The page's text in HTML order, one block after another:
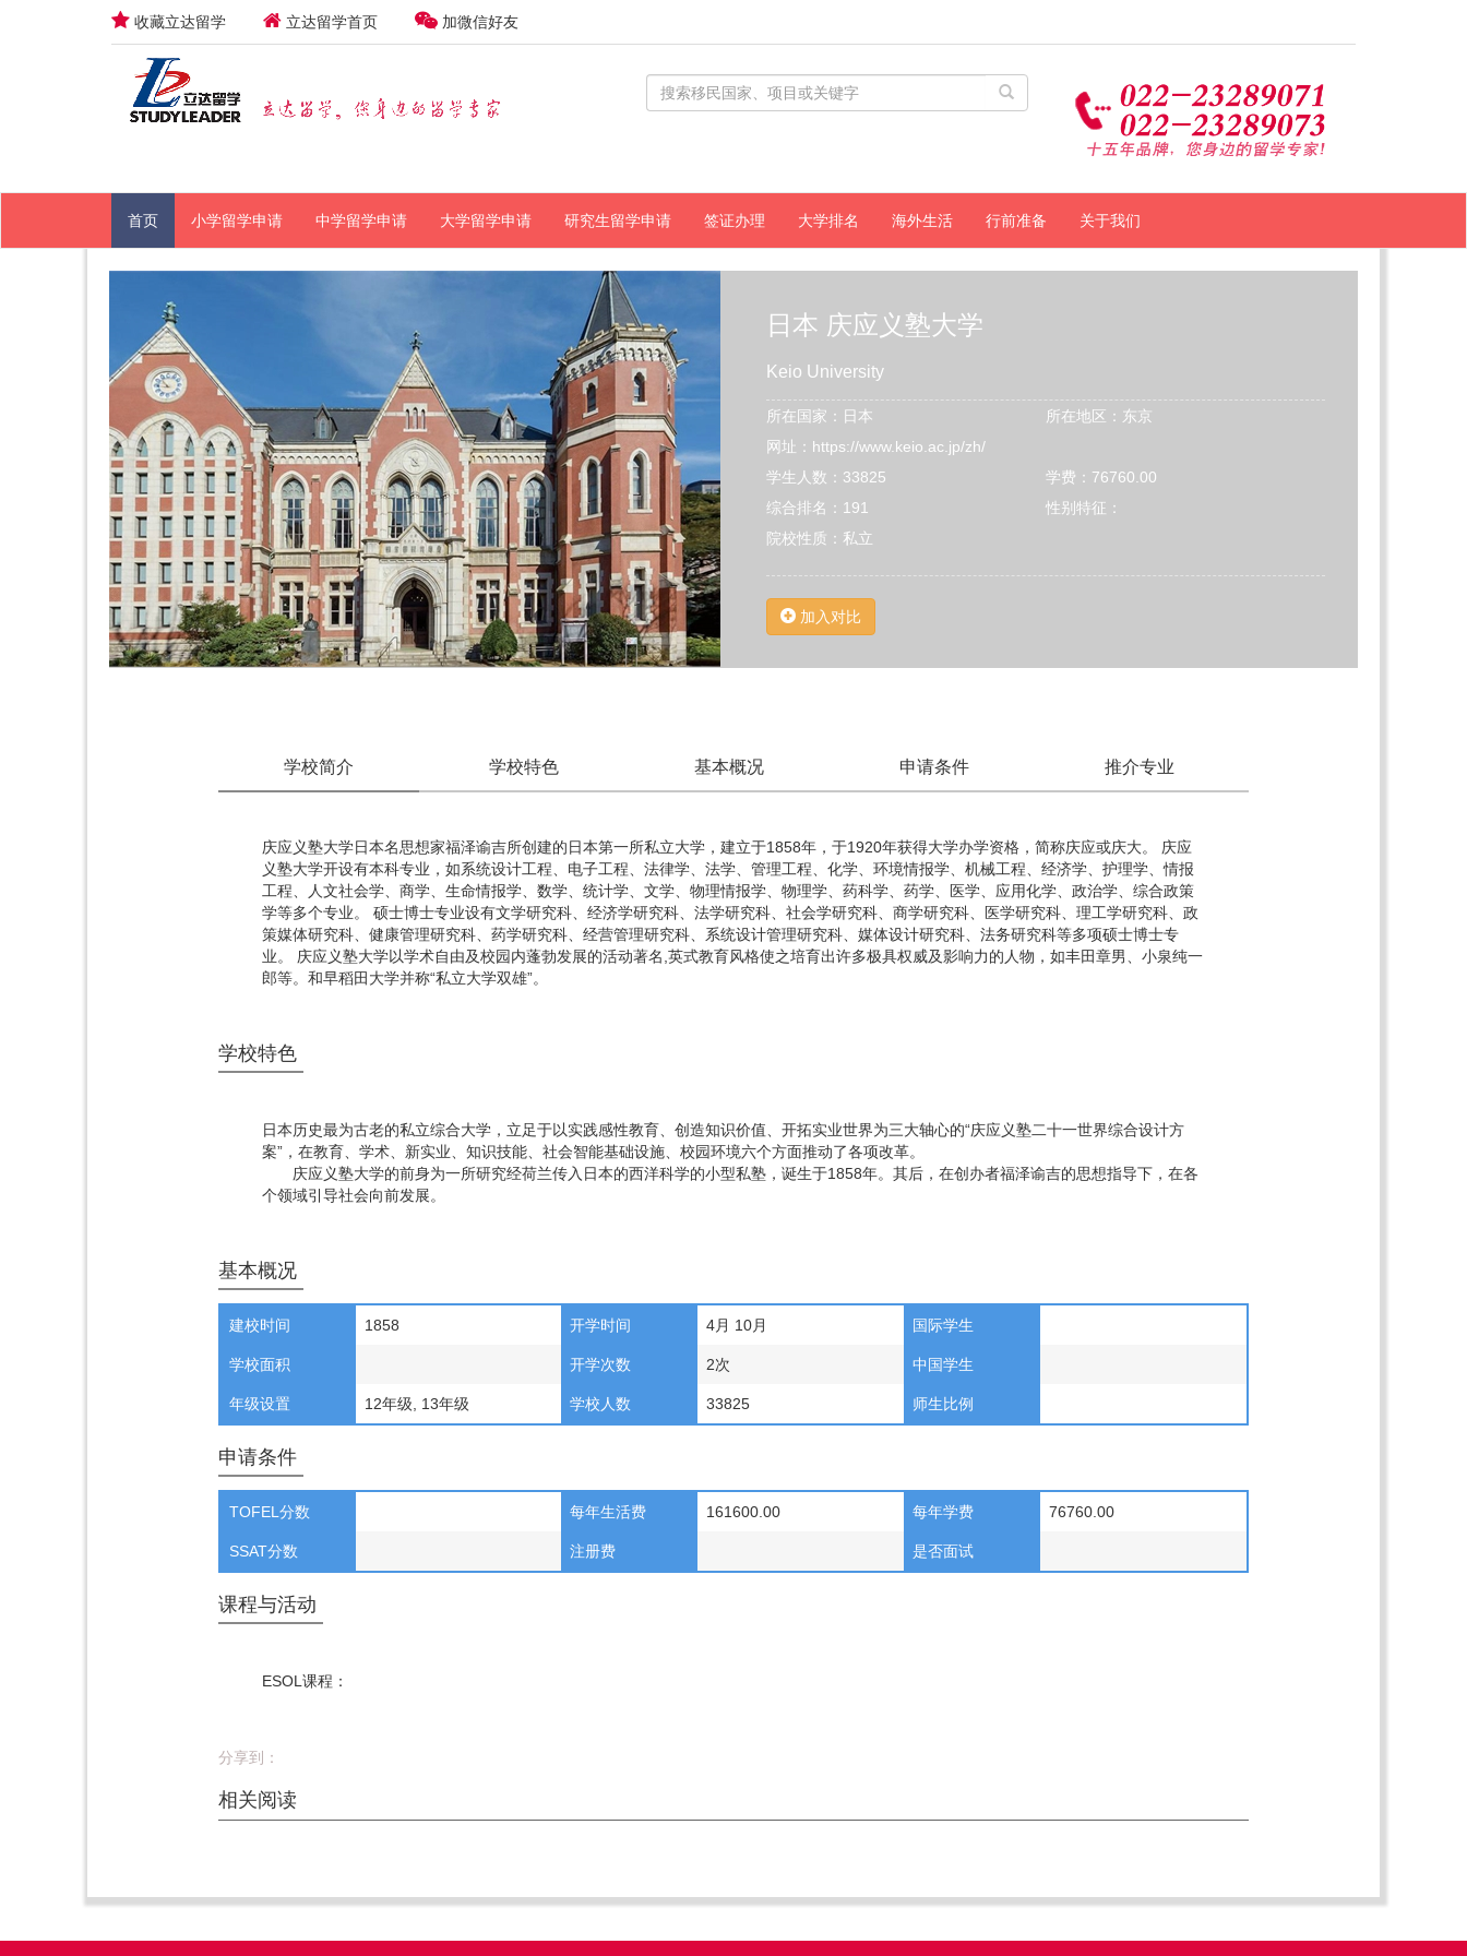
收藏立达留学 立达留学首页 加微信好友
首页 小学留学申请 中学留学申请 大学留学申请 研究生留学申请 签证办理 大学排名 海外生活 行前准备 关于我们
日本 庆应义塾大学
Keio University
所在国家：日本
所在地区：东京
网址：https://www.keio.ac.jp/zh/
学生人数：33825
学费：76760.00
综合排名：191
性别特征：
院校性质：私立
加入对比
学校简介 学校特色 基本概况 申请条件 推介专业
庆应义塾大学日本名思想家福泽谕吉所创建的日本第一所私立大学，建立于1858年，于1920年获得大学办学资格，简称庆应或庆大。 庆应
义塾大学开设有本科专业，如系统设计工程、电子工程、法律学、法学、管理工程、化学、环境情报学、机械工程、经济学、护理学、情报
工程、人文社会学、商学、生命情报学、数学、统计学、文学、物理情报学、物理学、药科学、药学、医学、应用化学、政治学、综合政策
学等多个专业。 硕士博士专业设有文学研究科、经济学研究科、法学研究科、社会学研究科、商学研究科、医学研究科、理工学研究科、政
策媒体研究科、健康管理研究科、药学研究科、经营管理研究科、系统设计管理研究科、媒体设计研究科、法务研究科等多项硕士博士专
业。 庆应义塾大学以学术自由及校园内蓬勃发展的活动著名,英式教育风格使之培育出许多极具权威及影响力的人物，如丰田章男、小泉纯一
郎等。和早稻田大学并称“私立大学双雄”。
学校特色
日本历史最为古老的私立综合大学，立足于以实践感性教育、创造知识价值、开拓实业世界为三大轴心的“庆应义塾二十一世界综合设计方
案”，在教育、学术、新实业、知识技能、社会智能基础设施、校园环境六个方面推动了各项改革。
庆应义塾大学的前身为一所研究经荷兰传入日本的西洋科学的小型私塾，诞生于1858年。其后，在创办者福泽谕吉的思想指导下，在各
个领域引导社会向前发展。
基本概况
建校时间 1858 开学时间 4月 10月 国际学生
学校面积 开学次数 2次 中国学生
年级设置 12年级, 13年级 学校人数 33825 师生比例
申请条件
TOFEL分数 每年生活费 161600.00 每年学费 76760.00
SSAT分数 注册费 是否面试
课程与活动
ESOL课程：
分享到：
相关阅读